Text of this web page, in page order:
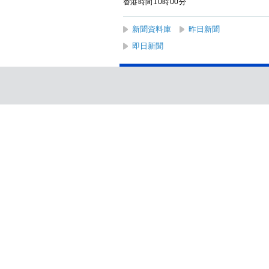
香港時間10時00分
新聞資料庫 昨日新聞
即日新聞